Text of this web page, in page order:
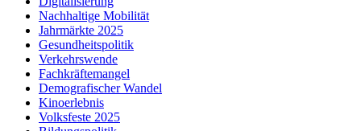
Nachhaltige Mobilität
Jahrmärkte 2025
Gesundheitspolitik
Verkehrswende
Fachkräftemangel
Demografischer Wandel
Kinoerlebnis
Volksfeste 2025